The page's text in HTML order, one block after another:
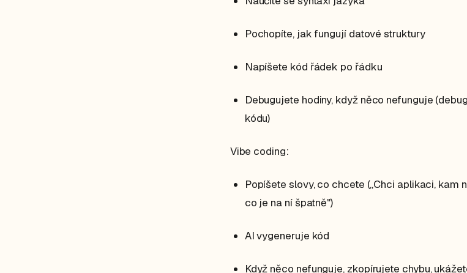
Pochopíte, jak fungují datové struktury
Napíšete kód řádek po řádku
Debugujete hodiny, když něco nefunguje
kódu)
Vibe coding:
Popíšete slovy, co chcete („Chci aplikaci, kam
co je na ní špatně")
AI vygeneruje kód
Když něco nefunguje, zkopírujete chybu,